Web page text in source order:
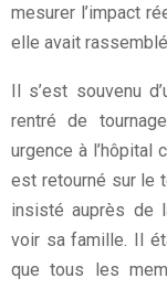
mesurer l’impact
elle avait
Il s’est souvenu
rentré de
urgence à l’hôpital
est retourné sur le
insisté auprès de
voir sa famille. Il
que tous les